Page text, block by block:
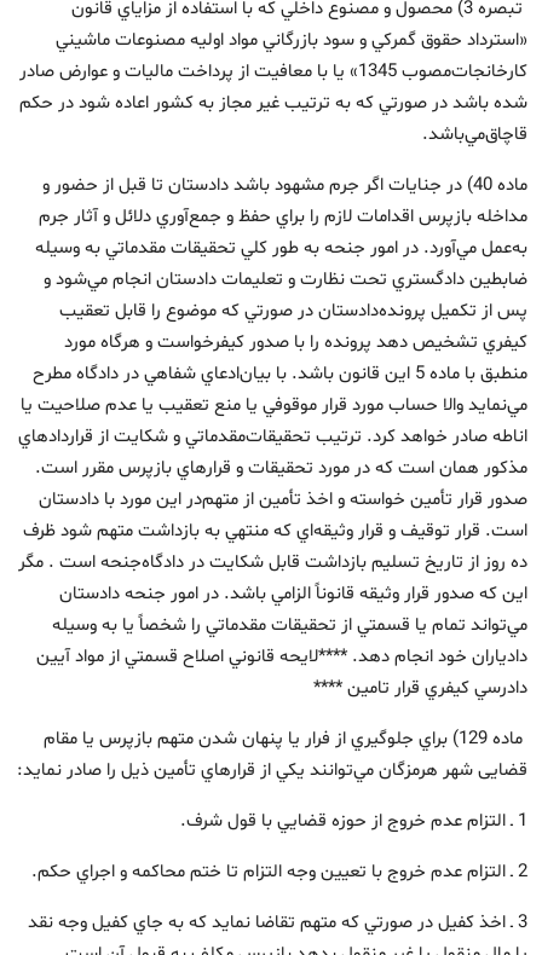
‌تبصره 3) محصول و مصنوع داخلي كه با استفاده از مزاياي قانون
«‌استرداد حقوق گمركي و سود بازرگاني مواد اوليه مصنوعات ماشيني
كارخانجات‌مصوب 1345» يا با معافيت از پرداخت ماليات و عوارض صادر
شده باشد در صورتي كه به ترتيب غير مجاز به كشور اعاده شود در حكم
قاچاق‌مي‌باشد.
ماده 40) در جنايات اگر جرم مشهود باشد دادستان تا قبل از حضور و
مداخله بازپرس اقدامات لازم را براي حفظ و جمع‌آوري دلائل و آثار جرم
به‌عمل مي‌آورد. ‌در امور جنحه به طور كلي تحقيقات مقدماتي به وسيله
ضابطين دادگستري تحت نظارت و تعليمات دادستان انجام مي‌شود و
پس از تكميل پرونده‌دادستان در صورتي كه موضوع را قابل تعقيب
كيفري تشخيص دهد پرونده را با صدور كيفرخواست و هرگاه مورد
منطبق با ماده 5 اين قانون باشد. با بيان‌ادعاي شفاهي در دادگاه مطرح
مي‌نمايد والا حساب مورد قرار موقوفي يا منع تعقيب يا عدم صلاحيت يا
اناطه صادر خواهد كرد. ترتيب تحقيقات‌مقدماتي و شكايت از قراردادهاي
مذكور همان است كه در مورد تحقيقات و قرارهاي بازپرس مقرر است.
صدور قرار تأمين خواسته و اخذ تأمين از متهم‌در اين مورد با دادستان
است. قرار توقيف و قرار وثيقه‌اي كه منتهي به بازداشت متهم شود ظرف
ده روز از تاريخ تسليم بازداشت قابل شكايت در دادگاه‌جنحه است . مگر
اين كه صدور قرار وثيقه قانوناً الزامي باشد. ‌در امور جنحه دادستان
مي‌تواند تمام يا قسمتي از تحقيقات مقدماتي را شخصاً يا به وسيله
دادياران خود انجام دهد. *‌***لايحه قانوني اصلاح قسمتي از مواد آيين
دادرسي كيفري قرار تامین **** ‌
‌ماده 129) براي جلوگيري از فرار يا پنهان شدن متهم بازپرس یا مقام
قضایی شهر هرمزگان مي‌توانند يكي از قرارهاي تأمين ذيل را صادر نمايد:
1 ـ التزام عدم خروج از حوزه قضايي با قول شرف.
2 ـ التزام عدم خروج با تعيين وجه التزام تا ختم محاكمه و اجراي حكم.
3 ـ اخذ كفيل در صورتي كه متهم تقاضا نمايد كه به جاي كفيل وجه نقد